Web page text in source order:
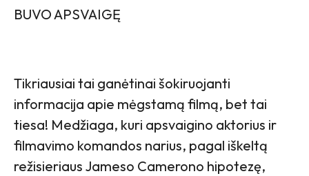
BUVO APSVAIGĘ
Tikriausiai tai ganėtinai šokiruojanti
informacija apie mėgstamą filmą, bet tai
tiesa! Medžiaga, kuri apsvaigino aktorius ir
filmavimo komandos narius, pagal iškeltą
režisieriaus Jameso Camerono hipotezę,